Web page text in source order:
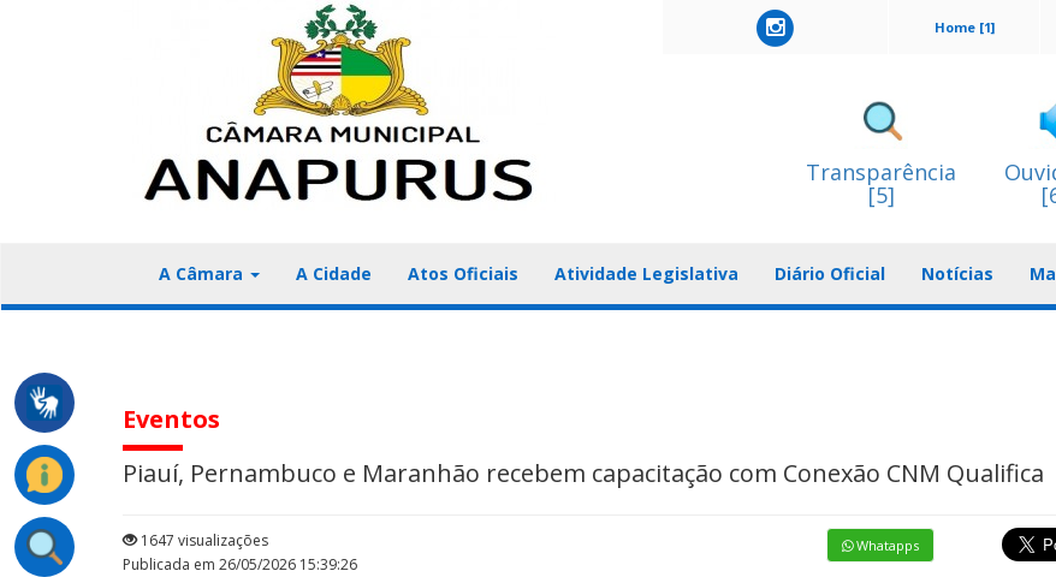
Home [1]
Transparência
[5]
A Câmara A Cidade Atos Oficiais Atividade Legislativa Diário Oficial Notícias
Eventos
Piauí, Pernambuco e Maranhão recebem capacitação com Conexão CNM Qualifica
1647 visualizações
Publicada em 26/05/2026 15:39:26
Whatapps